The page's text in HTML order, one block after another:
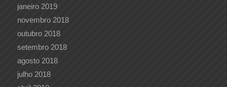
janeiro 2019
novembro 2018
outubro 2018
setembro 2018
agosto 2018
julho 2018